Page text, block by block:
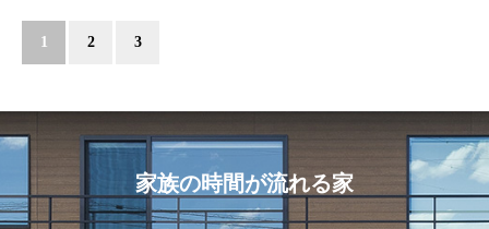
1 2 3
家族の時間が流れる家